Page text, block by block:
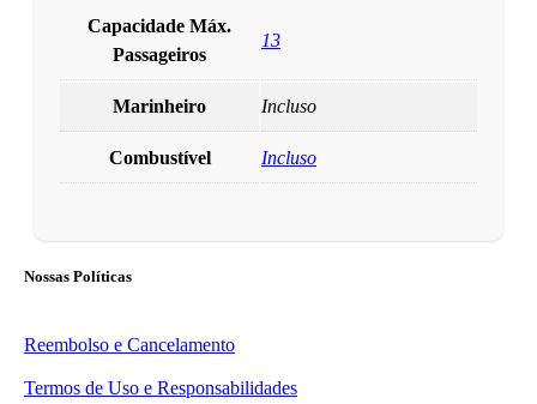
Capacidade Máx.
Passageiros
13
Marinheiro Incluso
Combustível Incluso
Nossas Políticas
Reembolso e Cancelamento
Termos de Uso e Responsabilidades